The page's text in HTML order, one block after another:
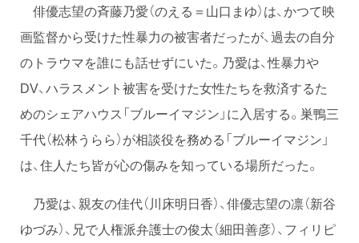
俳優志望の斉藤乃愛（のえる＝山口まゆ）は、かつて映
画監督から受けた性暴力の被害者だったが、過去の自分
のトラウマを誰にも話せずにいた。乃愛は、性暴力や
DV、ハラスメント被害を受けた女性たちを救済するた
めのシェアハウス「ブルーイマジン」に入居する。巣鴨三
千代（松林うらら）が相談役を務める「ブルーイマジン」
は、住人たち皆が心の傷みを知っている場所だった。
乃愛は、親友の佳代（川床明日香）、俳優志望の凛（新谷
ゆづみ）、兄で人権派弁護士の俊太（細田善彦）、フィリピ